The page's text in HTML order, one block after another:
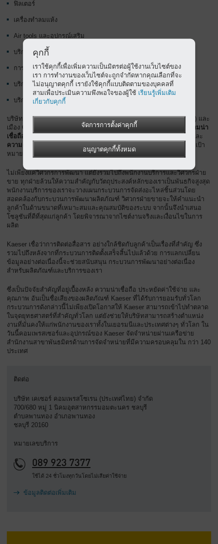
ฟิลเตอร์
เครื่องทำลมแห้ง
Air tools และอุปกรณ์เสริม
บริการที่ปรึกษาและวางแผน
การวิเคราะห์ความต้องการใช้อากาศอัด
บริการรับเหมา (โมเดลผู้ให้บริการสำหรับสถานีอัดอากาศ)
บริการต่างๆ
บริษัทมีแหล่งการผลิตตั้งอยู่ที่เมือง Coburg (ทางตอนเหนือของ Bavaria) และ
เมือง Gera (Thuringia) ประเทศเยอรมนี โดยมีกระบวนการผลิตที่มี
ความน่า
เชื่อถือในระดับสูง
และ
ความง่ายในการซ่อมบำรุง
– ซึ่งทั้งหมดนี้ช่วยให้ Kaeser สามารถบรรลุเป้า
หมายสูงสุดซึ่งก็คือ
ความพึงพอใจสูงสุดของลูกค้า
ไม่เพียงแค่วิศวกรการพัฒนา แต่ยังรวมไปถึงพนักงานบริการและวิศวกรฝ่าย
ขาย ทุกฝ่ายล้วนให้ความสำคัญกับวัตถุประสงค์หลักของเราเป็นพันธกิจสูงสุด
พนักงานบริการของเราจะวางแผนกระบวนการจัดส่งอะไหล่ชิ้นส่วนโดย
สอดคล้องกับกระบวนการพัฒนาผลิตภัณฑ์ วิศวกรฝ่ายขายจะให้คำแนะนำ
ลูกค้าในด้านขนาดที่เหมาะสมและคุณสมบัติของระบบ จากนั้นจึงนำเสนอ
โซลูชันที่ดีที่สุดแก่ลูกค้า โดยพิจารณาจากไซต์งานจริงและเงื่อนไขในการ
ผลิต
Kaeser เชื่อว่าการติดต่อสื่อสาร อย่างใกล้ชิดกับลูกค้าเป็นเรื่องที่สำคัญ ซึ่ง
รวมไปถึงหลังจากที่กระบวนการติดตั้งเสร็จสิ้นไปแล้วด้วย การแลกเปลี่ยน
ข้อมูลอย่างต่อเนื่องนี้จะช่วยสนับสนุน กระบวนการพัฒนาอย่างต่อเนื่อง
สำหรับผลิตภัณฑ์และบริการของเรา
ซึ่งเป็นปัจจัยสำคัญที่อยู่เบื้องหลัง ความน่าเชื่อถือ ประหยัดค่าใช้จ่าย และ
คุณภาพ อันเป็นชื่อเสียงของผลิตภัณฑ์ Kaeser ที่ได้รับการยอมรับทั่วโลก
กระบวนการดังกล่าวนี้ไม่เพียงเปิดโอกาสให้ Kaeser สามารถเข้าไปทำตลาด
ในจุดยุทธศาสตร์ที่สำคัญทั่วโลก แต่ยังช่วยให้บริษัทสามารถสร้างตำแหน่ง
งานที่มั่นคงให้แก่พนักงานของเราทั้งในเยอรมนีและประเทศต่างๆ ทั่วโลก ใน
วันนี้คอมเพรสเซอร์และอุปกรณ์ของ Kaeser จัดจำหน่ายผ่านเครือข่าย
สำนักงานสาขาพันธมิตรด้านการจัดจำหน่ายที่มีความครอบคลุมใน กว่า 140
ประเทศ
ติดต่อ
บริษัท เคเซอร์ คอมเพรสโซเรน (ประเทศไทย) จำกัด
700/680 หมู่ 1 นิคมอุตสาหกรรมอมตะนคร ชลบุรี
ตำบลพานทอง อำเภอพานทอง
ชลบุรี 20160
หมายเลขบริการ
089 923 7377
ใช้ได้ 24 ชั่วโมงทุกวันโดยไม่เสียค่าใช้จ่าย
ข้อมูลติดต่อเพิ่มเติม
คุกกี้
เราใช้คุกกี้เพื่อเพิ่มความเป็นมิตรต่อผู้ใช้งานเว็บไซต์ของ
เรา การทำงานของเว็บไซต์จะถูกจำกัดหากคุณเลือกที่จะ
ไม่อนุญาตคุกกี้ เรายังใช้คุกกี้แบบติดตามของบุคคลที่
สามเพื่อประเมินความพึงพอใจของผู้ใช้ เรียนรู้เพิ่มเติม
เกี่ยวกับคุกกี้
จัดการการตั้งค่าคุกกี้
อนุญาตคุกกี้ทั้งหมด